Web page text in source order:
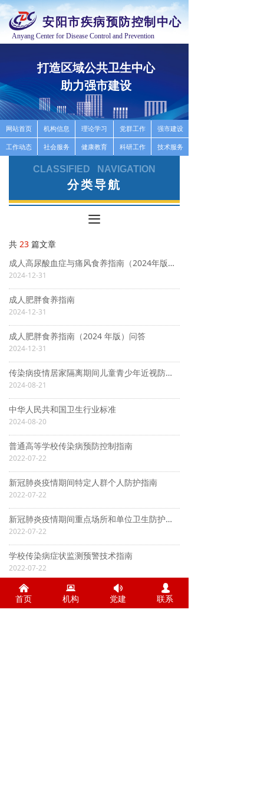
安阳市疾病预防控制中心
Anyang Center for Disease Control and Prevention
按钮
网站首页 机构信息 党群工作
工作动态 社会服务 健康教育 科研工作 技术服务
打造区域公共卫生中心
助力强市建设
强市建设
理论学习
分类导航
CLASSIFIED NAVIGATION
끀
共 23 篇文章
成人高尿酸血症与痛风食养指南（2024年版）问答
2024-12-31
成人肥胖食养指南
2024-12-31
成人肥胖食养指南（2024 年版）问答
2024-12-31
传染病疫情居家隔离期间儿童青少年近视防控指南
2024-08-21
中华人民共和国卫生行业标准
2024-08-20
普通高等学校传染病预防控制指南
2022-07-22
新冠肺炎疫情期间特定人群个人防护指南
2022-07-22
新冠肺炎疫情期间重点场所和单位卫生防护指南
2022-07-22
学校传染病症状监测预警技术指南
2022-07-22
新冠肺炎疫情期间现场消毒评价标准
2022-07-22
낀
首页
뀵
机构
넄
党建
넙
联系